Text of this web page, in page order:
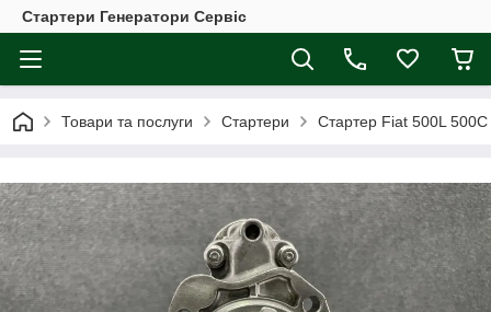
Стартери Генератори Сервіс
Товари та послуги Стартери Стартер Fiat 500L